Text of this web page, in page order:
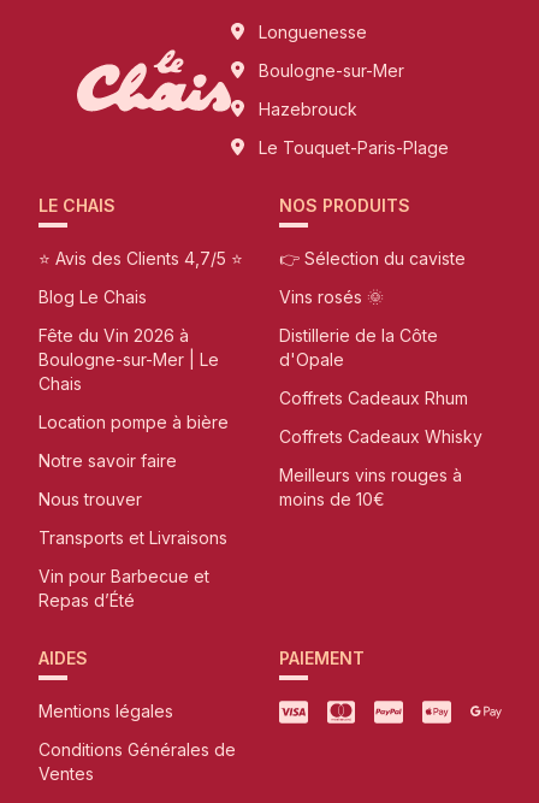
Longuenesse
Boulogne-sur-Mer
Hazebrouck
Le Touquet-Paris-Plage
LE CHAIS
⭐ Avis des Clients 4,7/5 ⭐
Blog Le Chais
Fête du Vin 2026 à
Boulogne-sur-Mer | Le
Chais
Location pompe à bière
Notre savoir faire
Nous trouver
Transports et Livraisons
Vin pour Barbecue et
Repas d’Été
NOS PRODUITS
👉 Sélection du caviste
Vins rosés 🌞
Distillerie de la Côte
d'Opale
Coffrets Cadeaux Rhum
Coffrets Cadeaux Whisky
Meilleurs vins rouges à
moins de 10€
AIDES
Mentions légales
Conditions Générales de
Ventes
PAIEMENT